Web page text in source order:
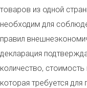
товаров из одной
необходим для
правил
декларация
количество,
которая требуется